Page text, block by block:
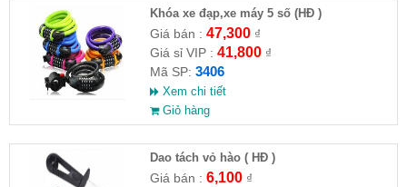
Khóa xe đạp,xe máy 5 số (HĐ )
Giá bán : 47,300₫
Giá sỉ VIP : 41,800₫
Mã SP: 3406
Xem chi tiết
Giỏ hàng
Dao tách vỏ hào ( HĐ )
Giá bán : 6,100₫